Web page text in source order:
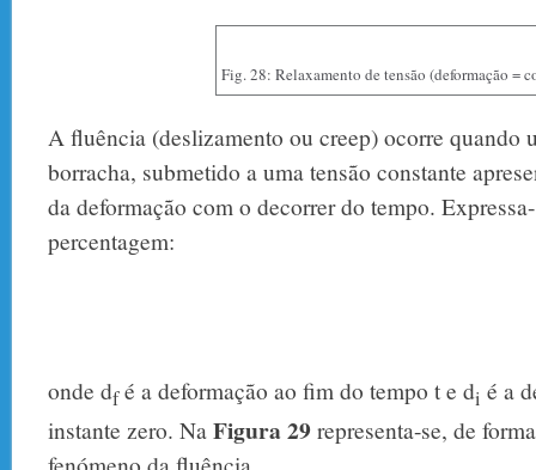
Fig. 28: Relaxamento de tensão (deformação =
A fluência (deslizamento ou creep) ocorre quando
borracha, submetido a uma tensão constante
da deformação com o decorrer do tempo.
percentagem:
onde dfé a deformação ao fim do tempo t e di é a
instante zero. NaFigura 29representa-se, de
fenómeno da fluência.